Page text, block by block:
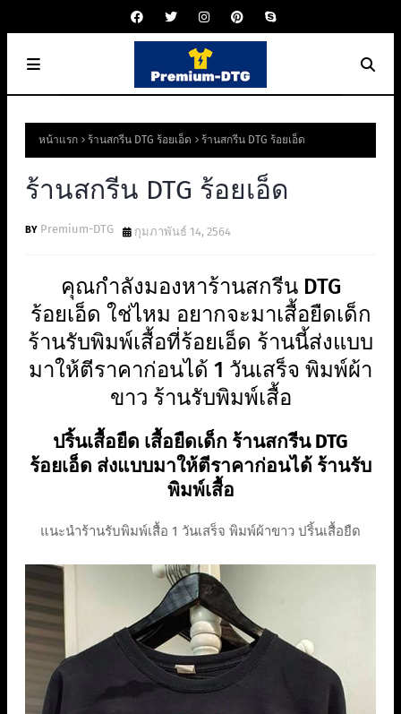
หน้าแรก ร้านสกรีน DTG ร้อยเอ็ด ร้านสกรีน DTG ร้อยเอ็ด
ร้านสกรีน DTG ร้อยเอ็ด
Premium-DTG กุมภาพันธ์ 14, 2564
คุณกำลังมองหาร้านสกรีน DTG
ร้อยเอ็ด ใช่ไหม อยากจะมาเสื้อยืดเด็ก
ร้านรับพิมพ์เสื้อที่ร้อยเอ็ด ร้านนี้ส่งแบบ
มาให้ตีราคาก่อนได้ 1 วันเสร็จ พิมพ์ผ้า
ขาว ร้านรับพิมพ์เสื้อ
ปริ้นเสื้อยืด เสื้อยืดเด็ก ร้านสกรีน DTG
ร้อยเอ็ด ส่งแบบมาให้ตีราคาก่อนได้ ร้านรับ
พิมพ์เสื้อ
แนะนำร้านรับพิมพ์เสื้อ 1 วันเสร็จ พิมพ์ผ้าขาว ปริ้นเสื้อยืด